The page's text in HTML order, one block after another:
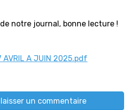
notre journal, bonne lecture !
AVRIL A JUIN 2025.pdf
un commentaire